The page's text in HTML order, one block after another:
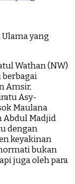
yang
Wathan (NW)
Amsir,
Asy-
Maulana
Abdul Madjid
dengan
keyakinan
bukan
juga oleh para